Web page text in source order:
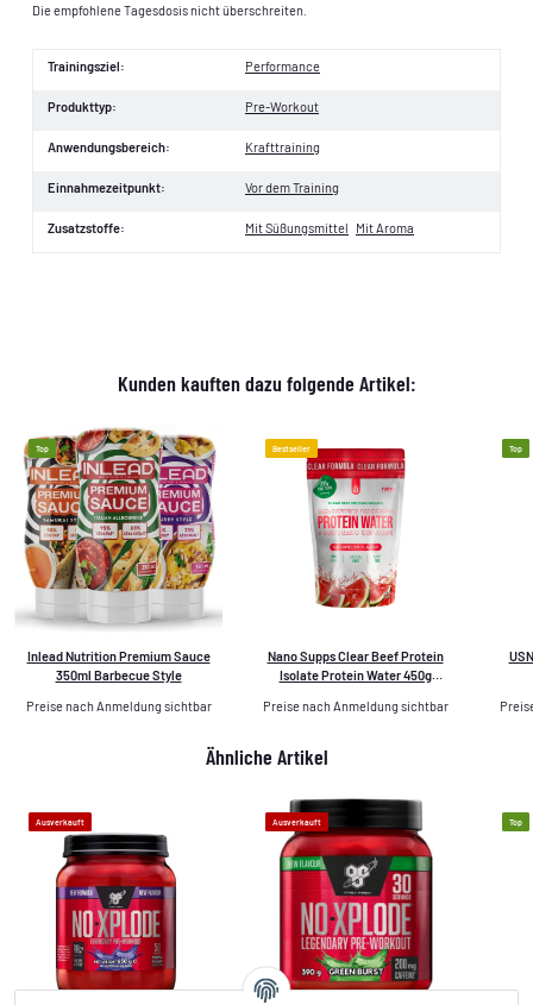
Die empfohlene Tagesdosis nicht überschreiten.
Trainingsziel: Performance
Produkttyp: Pre-Workout
Anwendungsbereich: Krafttraining
Einnahmezeitpunkt: Vor dem Training
Zusatzstoffe: Mit Süßungsmittel Mit Aroma
Kunden kauften dazu folgende Artikel:
Top
Inlead Nutrition Premium Sauce
350ml Barbecue Style
Preise nach Anmeldung sichtbar
Bestseller
Nano Supps Clear Beef Protein
Isolate Protein Water 450g
Preise nach Anmeldung sichtbar
Top
Ähnliche Artikel
Ausverkauft Ausverkauft Top